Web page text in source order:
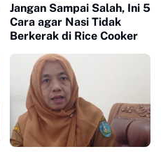
Jangan Sampai Salah, Ini 5
Cara agar Nasi Tidak
Berkerak di Rice Cooker